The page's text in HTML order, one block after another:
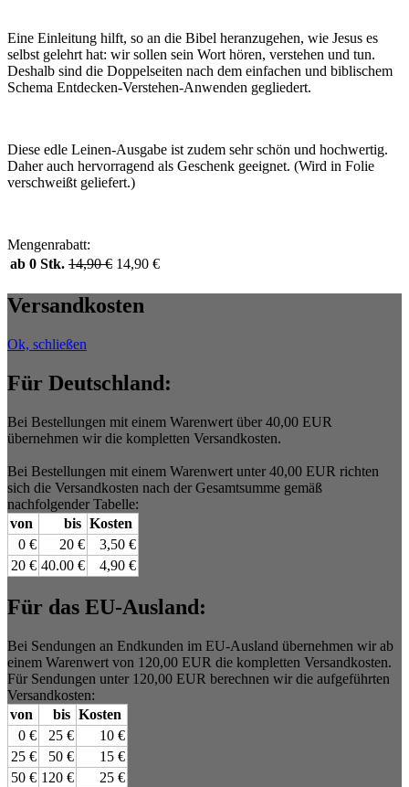
Eine Einleitung hilft, so an die Bibel heranzugehen, wie Jesus es
selbst gelehrt hat: wir sollen sein Wort hören, verstehen und tun.
Deshalb sind die Doppelseiten nach dem einfachen und biblischem
Schema Entdecken-Verstehen-Anwenden gegliedert.
Diese edle Leinen-Ausgabe ist zudem sehr schön und hochwertig.
Daher auch hervorragend als Geschenk geeignet. (Wird in Folie
verschweißt geliefert.)
Mengenrabatt:
ab 0 Stk. 14,90€ 14,90 €
Versandkosten
Ok, schließen
Für Deutschland:
Bei Bestellungen mit einem Warenwert über 40,00 EUR
übernehmen wir die kompletten Versandkosten.
Bei Bestellungen mit einem Warenwert unter 40,00 EUR richten
sich die Versandkosten nach der Gesamtsumme gemäß
nachfolgender Tabelle:
von
bis Kosten
0 €
20 €
3,50 €
20 € 40.00 € 4,90 €
Für das EU-Ausland:
Bei Sendungen an Endkunden im EU-Ausland übernehmen wir ab
einem Warenwert von 120,00 EUR die kompletten Versandkosten.
Für Sendungen unter 120,00 EUR berechnen wir die aufgeführten
Versandkosten:
von
bis Kosten
0 €
25 €
10 €
25 €
50 €
15 €
50 € 120 €
25 €